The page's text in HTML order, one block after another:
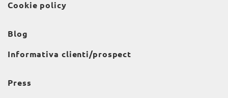
Cookie policy
Blog
Informativa clienti/prospect
Press